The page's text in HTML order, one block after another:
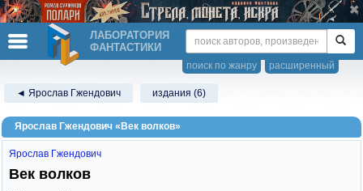
ЛАБОРАТОРИЯ
ФАНТАСТИКИ
расширенный
поиск по жанру
◄ Ярослав Гжендович издания (6)
Ярослав Гжендович «Век волков»
Ярослав Гжендович
Век волков